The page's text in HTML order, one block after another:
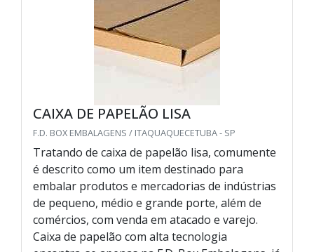
CAIXA DE PAPELÃO LISA
F.D. BOX EMBALAGENS / ITAQUAQUECETUBA - SP
Tratando de caixa de papelão lisa, comumente
é descrito como um item destinado para
embalar produtos e mercadorias de indústrias
de pequeno, médio e grande porte, além de
comércios, com venda em atacado e varejo.
Caixa de papelão com alta tecnologia